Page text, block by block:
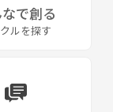
で創る
ルを探す